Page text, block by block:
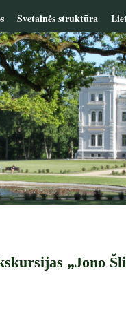
Svetainės struktūra
„Jono